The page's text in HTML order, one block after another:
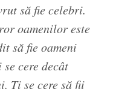
să fie celebri.
oamenilor este
să fie oameni
cere decât
Ți se cere să fii